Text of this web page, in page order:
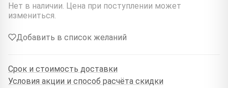
Нет в наличии. Цена при поступлении может
измениться.
Добавить в список желаний
Срок и стоимость доставки
Условия акции и способ расчёта скидки